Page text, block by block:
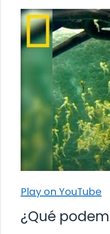
Play on YouTube
¿Qué